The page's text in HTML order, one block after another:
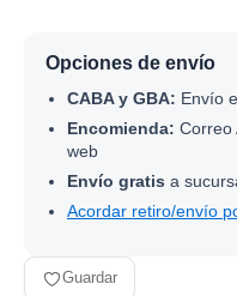
Opciones de envío
CABA y GBA: Envío
Encomienda: Correo
web
Envío gratis a
Acordar retiro/envío
Guardar